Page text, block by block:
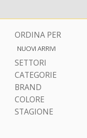
ORDINA PER
SETTORI
CATEGORIE
BRAND
COLORE
STAGIONE